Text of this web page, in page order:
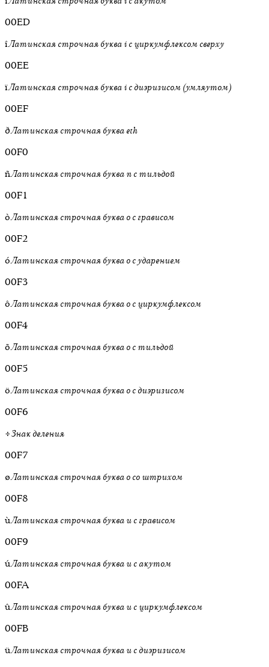
00ED
îЛатинская строчная буква i с циркумфлексом сверху
00EE
ïЛатинская строчная буква i с диэризисом (умляутом)
00EF
ðЛатинская строчная буква eth
00F0
ñЛатинская строчная буква n с тильдой
00F1
òЛатинская строчная буква o с грависом
00F2
óЛатинская строчная буква o с ударением
00F3
ôЛатинская строчная буква o с циркумфлексом
00F4
õЛатинская строчная буква o с тильдой
00F5
öЛатинская строчная буква o с диэризисом
00F6
÷Знак деления
00F7
øЛатинская строчная буква o со штрихом
00F8
ùЛатинская строчная буква u с грависом
00F9
úЛатинская строчная буква u с акутом
00FA
ûЛатинская строчная буква u с циркумфлексом
00FB
üЛатинская строчная буква u с диэризисом